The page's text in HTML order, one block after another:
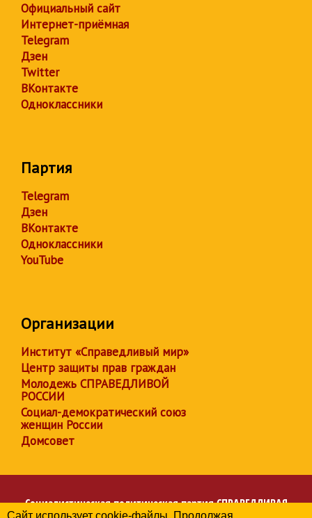
Официальный сайт
Интернет-приёмная
Telegram
Дзен
Twitter
ВКонтакте
Одноклассники
Партия
Telegram
Дзен
ВКонтакте
Одноклассники
YouTube
Организации
Институт «Справедливый мир»
Центр защиты прав граждан
Молодежь СПРАВЕДЛИВОЙ
РОССИИ
Социал-демократический союз
женщин России
Домсовет
Социалистическая политическая партияСПРАВЕДЛИВАЯ
Сайт использует cookie-файлы. Продолжая